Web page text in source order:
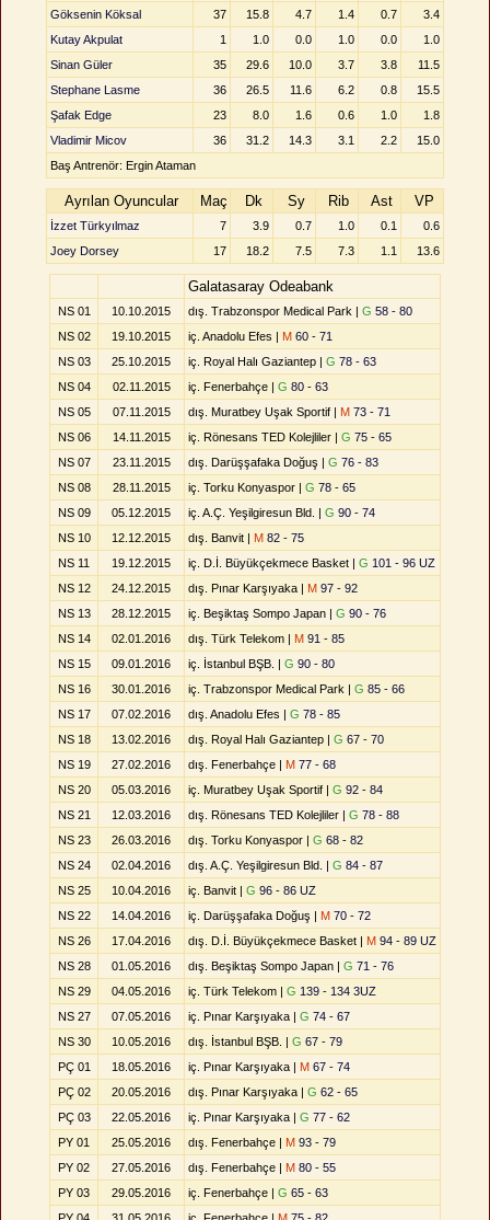
Göksenin Köksal
37 15.8 4.7 1.4 0.7
3.4
Kutay Akpulat
1 1.0 0.0 1.0 0.0
1.0
Sinan Güler
35 29.6 10.0 3.7 3.8
11.5
Stephane Lasme
36 26.5 11.6 6.2 0.8
15.5
Şafak Edge
23 8.0 1.6 0.6 1.0
1.8
Vladimir Micov
36 31.2 14.3 3.1 2.2
15.0
Baş Antrenör: Ergin Ataman
Ayrılan Oyuncular Maç Dk Sy Rib Ast VP
İzzet Türkyılmaz 7 3.9 0.7 1.0 0.1
0.6
Joey Dorsey
17 18.2 7.5 7.3 1.1 13.6
Galatasaray Odeabank
NS 01 10.10.2015 dış. Trabzonspor Medical Park | G 58 - 80
NS 02
19.10.2015 iç. Anadolu Efes | M 60 - 71
NS 03
25.10.2015 iç. Royal Halı Gaziantep | G 78 - 63
NS 04
02.11.2015 iç. Fenerbahçe | G 80 - 63
NS 05
07.11.2015 dış. Muratbey Uşak Sportif | M 73 - 71
NS 06
14.11.2015 iç. Rönesans TED Kolejliler | G 75 - 65
NS 07
23.11.2015 dış. Darüşşafaka Doğuş | G 76 - 83
NS 08
28.11.2015 iç. Torku Konyaspor | G 78 - 65
NS 09
05.12.2015 iç. A.Ç. Yeşilgiresun Bld. | G 90 - 74
NS 10
12.12.2015 dış. Banvit | M 82 - 75
NS 11
19.12.2015 iç. D.İ. Büyükçekmece Basket | G 101 - 96 UZ
NS 12
24.12.2015 dış. Pınar Karşıyaka | M 97 - 92
NS 13
28.12.2015 iç. Beşiktaş Sompo Japan | G 90 - 76
NS 14
02.01.2016 dış. Türk Telekom | M 91 - 85
NS 15
09.01.2016 iç. İstanbul BŞB. | G 90 - 80
NS 16
30.01.2016 iç. Trabzonspor Medical Park | G 85 - 66
NS 17
07.02.2016 dış. Anadolu Efes | G 78 - 85
NS 18
13.02.2016 dış. Royal Halı Gaziantep | G 67 - 70
NS 19
27.02.2016 dış. Fenerbahçe | M 77 - 68
NS 20
05.03.2016 iç. Muratbey Uşak Sportif | G 92 - 84
NS 21
12.03.2016 dış. Rönesans TED Kolejliler | G 78 - 88
NS 23
26.03.2016 dış. Torku Konyaspor | G 68 - 82
NS 24
02.04.2016 dış. A.Ç. Yeşilgiresun Bld. | G 84 - 87
NS 25
10.04.2016 iç. Banvit | G 96 - 86 UZ
NS 22
14.04.2016 iç. Darüşşafaka Doğuş | M 70 - 72
NS 26
17.04.2016 dış. D.İ. Büyükçekmece Basket | M 94 - 89 UZ
NS 28
01.05.2016 dış. Beşiktaş Sompo Japan | G 71 - 76
NS 29
04.05.2016 iç. Türk Telekom | G 139 - 134 3UZ
NS 27
07.05.2016 iç. Pınar Karşıyaka | G 74 - 67
NS 30
10.05.2016 dış. İstanbul BŞB. | G 67 - 79
PÇ 01
18.05.2016 iç. Pınar Karşıyaka | M 67 - 74
PÇ 02
20.05.2016 dış. Pınar Karşıyaka | G 62 - 65
PÇ 03
22.05.2016 iç. Pınar Karşıyaka | G 77 - 62
PY 01
25.05.2016 dış. Fenerbahçe | M 93 - 79
PY 02
27.05.2016 dış. Fenerbahçe | M 80 - 55
PY 03
29.05.2016 iç. Fenerbahçe | G 65 - 63